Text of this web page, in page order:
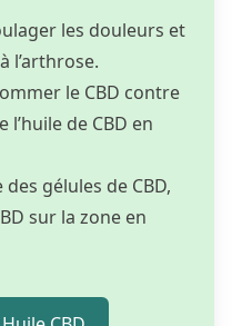
les douleurs et
l’arthrose.
le CBD contre
de CBD en
gélules de CBD,
sur la zone en